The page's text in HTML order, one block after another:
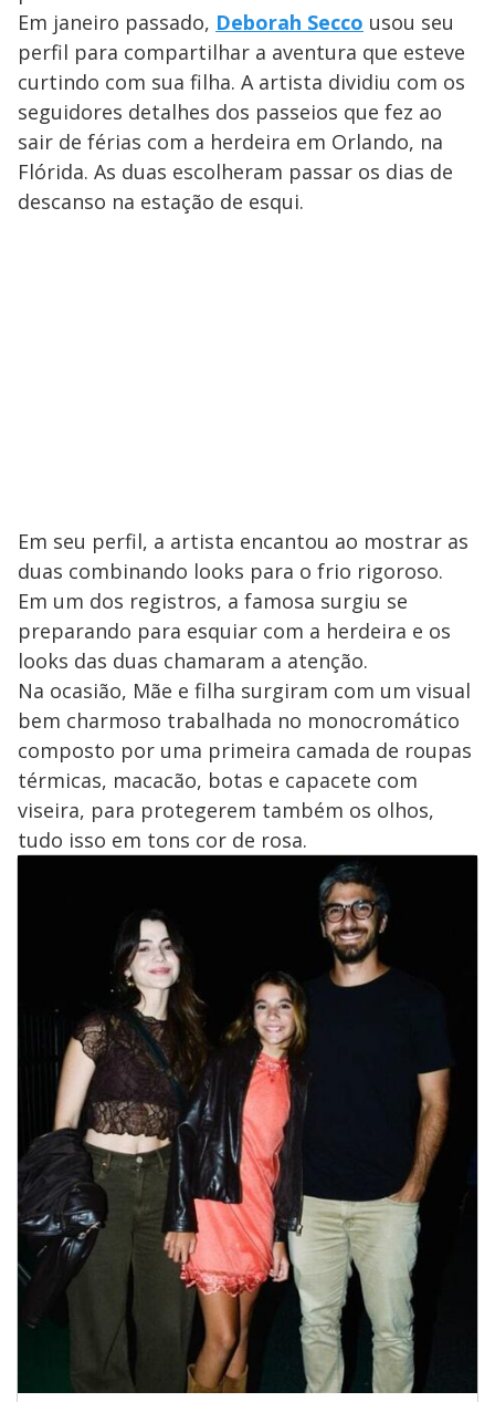
Em janeiro passado, Deborah Secco usou seu
perfil para compartilhar a aventura que esteve
curtindo com sua filha. A artista dividiu com os
seguidores detalhes dos passeios que fez ao
sair de férias com a herdeira em Orlando, na
Flórida. As duas escolheram passar os dias de
descanso na estação de esqui.
Em seu perfil, a artista encantou ao mostrar as
duas combinando looks para o frio rigoroso.
Em um dos registros, a famosa surgiu se
preparando para esquiar com a herdeira e os
looks das duas chamaram a atenção.
Na ocasião, Mãe e filha surgiram com um visual
bem charmoso trabalhada no monocromático
composto por uma primeira camada de roupas
térmicas, macacão, botas e capacete com
viseira, para protegerem também os olhos,
tudo isso em tons cor de rosa.